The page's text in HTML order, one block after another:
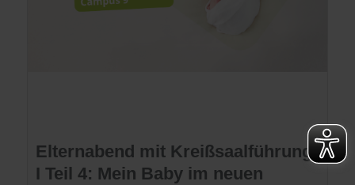
Elternabend mit Kreißsaalführung
I Teil 4: Mein Baby im neuen